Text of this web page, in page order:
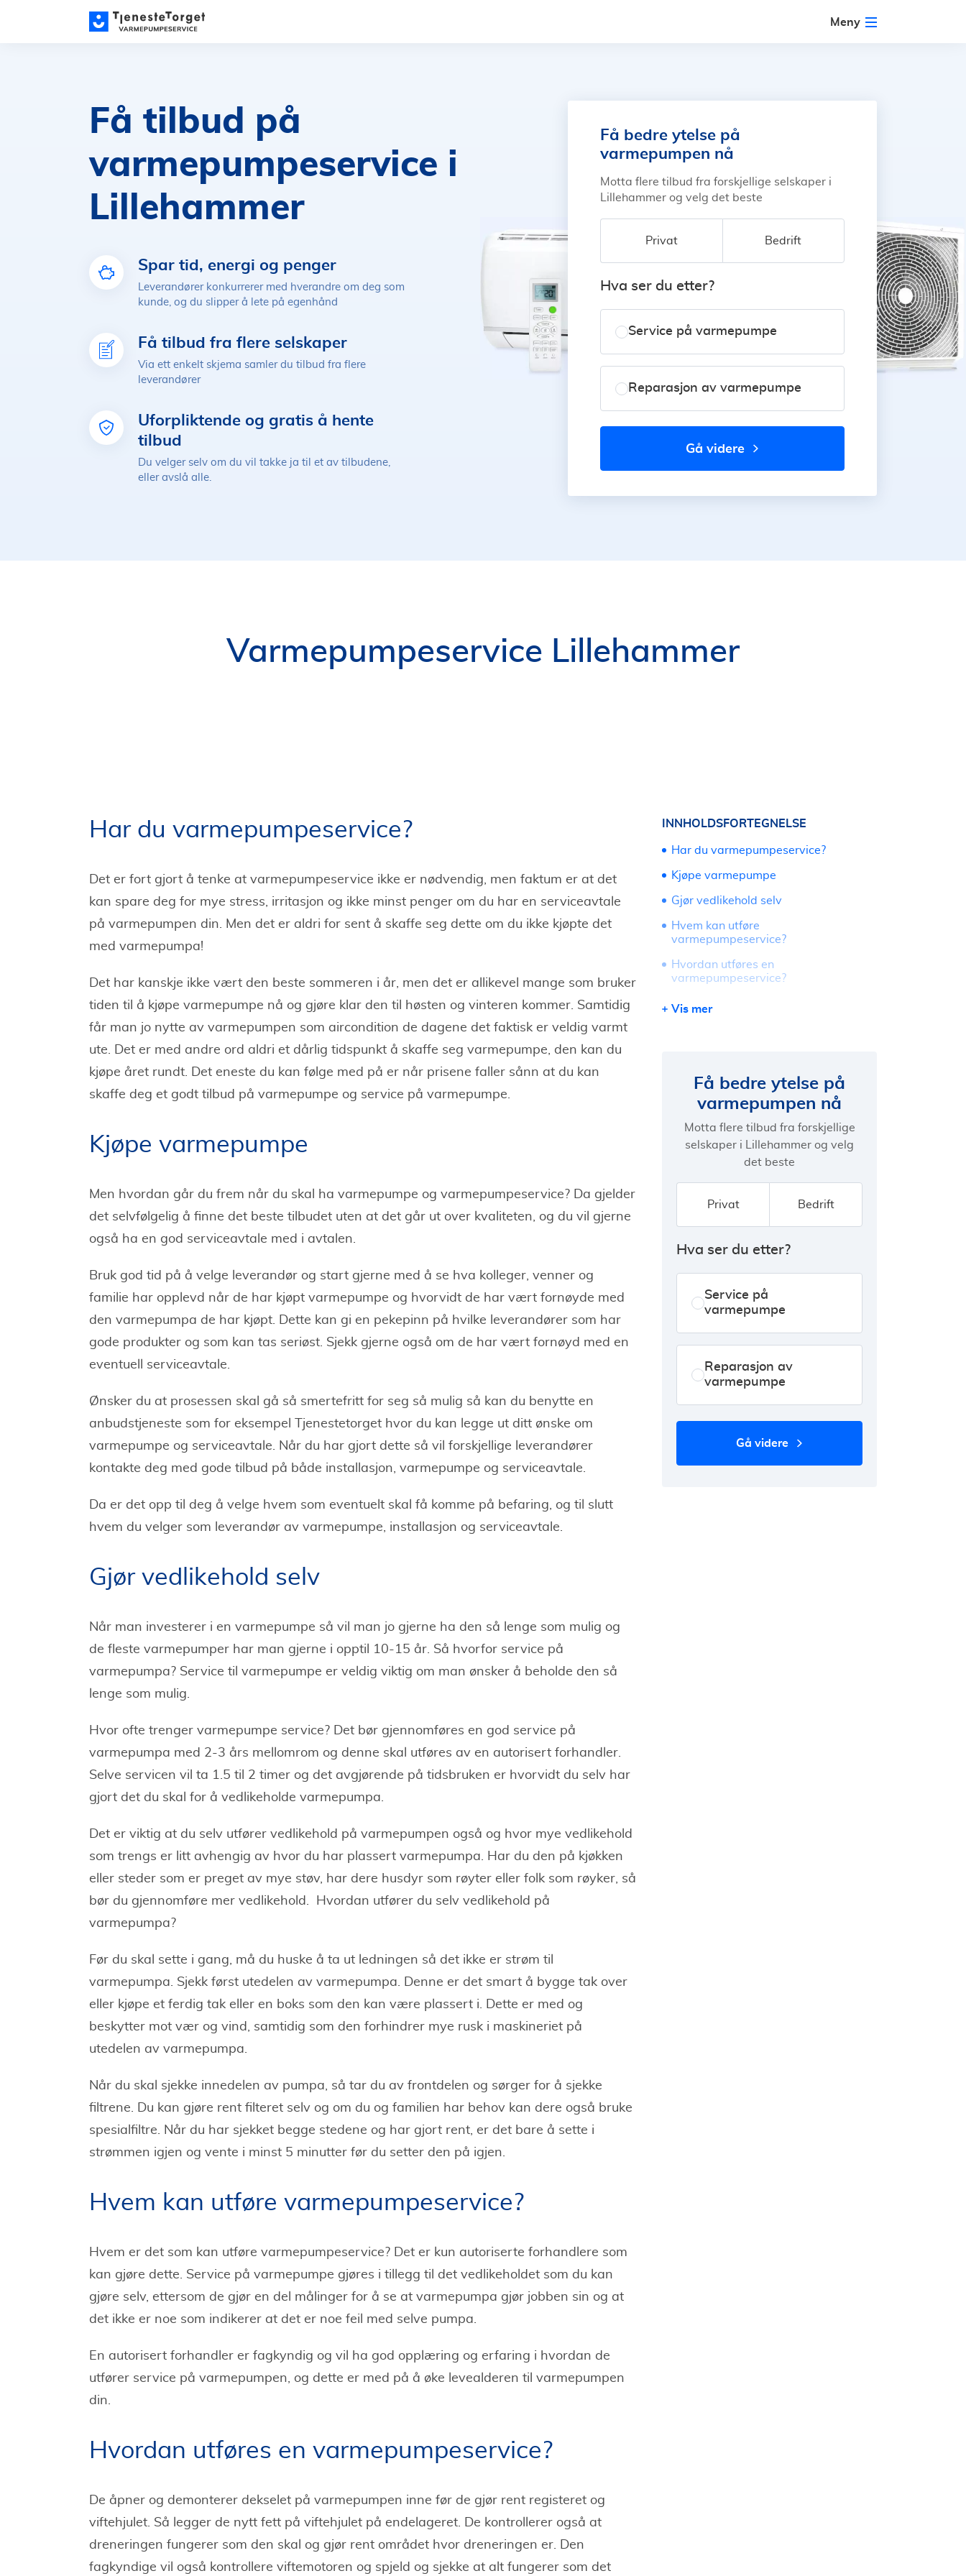
Meny
Få tilbud på
varmepumpeservice i
Lillehammer
Spar tid, energi og penger
Leverandører konkurrerer med hverandre om deg som
kunde, og du slipper å lete på egenhånd
Få tilbud fra flere selskaper
Via ett enkelt skjema samler du tilbud fra flere
leverandører
Uforpliktende og gratis å hente
tilbud
Du velger selv om du vil takke ja til et av tilbudene,
eller avslå alle.
Få bedre ytelse på
varmepumpen nå
Motta flere tilbud fra forskjellige selskaper i
Lillehammer og velg det beste
Privat Bedrift
Hva ser du etter?
Service på varmepumpe
Reparasjon av varmepumpe
gå videre
Varmepumpeservice Lillehammer
Har du varmepumpeservice?
Det er fort gjort å tenke at varmepumpeservice ikke er nødvendig, men faktum er at det
kan spare deg for mye stress, irritasjon og ikke minst penger om du har en serviceavtale
på varmepumpen din. Men det er aldri for sent å skaffe seg dette om du ikke kjøpte det
med varmepumpa!
Det har kanskje ikke vært den beste sommeren i år, men det er allikevel mange som bruker
tiden til å kjøpe varmepumpe nå og gjøre klar den til høsten og vinteren kommer. Samtidig
får man jo nytte av varmepumpen som aircondition de dagene det faktisk er veldig varmt
ute. Det er med andre ord aldri et dårlig tidspunkt å skaffe seg varmepumpe, den kan du
kjøpe året rundt. Det eneste du kan følge med på er når prisene faller sånn at du kan
skaffe deg et godt tilbud på varmepumpe og service på varmepumpe.
Kjøpe varmepumpe
Men hvordan går du frem når du skal ha varmepumpe og varmepumpeservice? Da gjelder
det selvfølgelig å finne det beste tilbudet uten at det går ut over kvaliteten, og du vil gjerne
også ha en god serviceavtale med i avtalen.
Bruk god tid på å velge leverandør og start gjerne med å se hva kolleger, venner og
familie har opplevd når de har kjøpt varmepumpe og hvorvidt de har vært fornøyde med
den varmepumpa de har kjøpt. Dette kan gi en pekepinn på hvilke leverandører som har
gode produkter og som kan tas seriøst. Sjekk gjerne også om de har vært fornøyd med en
eventuell serviceavtale.
Ønsker du at prosessen skal gå så smertefritt for seg så mulig så kan du benytte en
anbudstjeneste som for eksempel Tjenestetorget hvor du kan legge ut ditt ønske om
varmepumpe og serviceavtale. Når du har gjort dette så vil forskjellige leverandører
kontakte deg med gode tilbud på både installasjon, varmepumpe og serviceavtale.
Da er det opp til deg å velge hvem som eventuelt skal få komme på befaring, og til slutt
hvem du velger som leverandør av varmepumpe, installasjon og serviceavtale.
Gjør vedlikehold selv
Når man investerer i en varmepumpe så vil man jo gjerne ha den så lenge som mulig og
de fleste varmepumper har man gjerne i opptil 10-15 år. Så hvorfor service på
varmepumpa? Service til varmepumpe er veldig viktig om man ønsker å beholde den så
lenge som mulig.
Hvor ofte trenger varmepumpe service? Det bør gjennomføres en god service på
varmepumpa med 2-3 års mellomrom og denne skal utføres av en autorisert forhandler.
Selve servicen vil ta 1.5 til 2 timer og det avgjørende på tidsbruken er hvorvidt du selv har
gjort det du skal for å vedlikeholde varmepumpa.
Det er viktig at du selv utfører vedlikehold på varmepumpen også og hvor mye vedlikehold
som trengs er litt avhengig av hvor du har plassert varmepumpa. Har du den på kjøkken
eller steder som er preget av mye støv, har dere husdyr som røyter eller folk som røyker, så
bør du gjennomføre mer vedlikehold. Hvordan utfører du selv vedlikehold på
varmepumpa?
Før du skal sette i gang, må du huske å ta ut ledningen så det ikke er strøm til
varmepumpa. Sjekk først utedelen av varmepumpa. Denne er det smart å bygge tak over
eller kjøpe et ferdig tak eller en boks som den kan være plassert i. Dette er med og
beskytter mot vær og vind, samtidig som den forhindrer mye rusk i maskineriet på
utedelen av varmepumpa.
Når du skal sjekke innedelen av pumpa, så tar du av frontdelen og sørger for å sjekke
filtrene. Du kan gjøre rent filteret selv og om du og familien har behov kan dere også bruke
spesialfiltre. Når du har sjekket begge stedene og har gjort rent, er det bare å sette i
strømmen igjen og vente i minst 5 minutter før du setter den på igjen.
Hvem kan utføre varmepumpeservice?
Hvem er det som kan utføre varmepumpeservice? Det er kun autoriserte forhandlere som
kan gjøre dette. Service på varmepumpe gjøres i tillegg til det vedlikeholdet som du kan
gjøre selv, ettersom de gjør en del målinger for å se at varmepumpa gjør jobben sin og at
det ikke er noe som indikerer at det er noe feil med selve pumpa.
En autorisert forhandler er fagkyndig og vil ha god opplæring og erfaring i hvordan de
utfører service på varmepumpen, og dette er med på å øke levealderen til varmepumpen
din.
Hvordan utføres en varmepumpeservice?
De åpner og demonterer dekselet på varmepumpen inne før de gjør rent registeret og
viftehjulet. Så legger de nytt fett på viftehjulet på endelageret. De kontrollerer også at
dreneringen fungerer som den skal og gjør rent området hvor dreneringen er. Den
fagkyndige vil også kontrollere viftemotoren og spjeld og sjekke at alt fungerer som det
INNHOLDSFORTEGNELSE
Har du varmepumpeservice?
Kjøpe varmepumpe
Gjør vedlikehold selv
Hvem kan utføre
varmepumpeservice?
Hvordan utføres en
varmepumpeservice?
Forventet levetid på varmepumpe
Vis mer
Få bedre ytelse på
varmepumpen nå
Motta flere tilbud fra forskjellige
selskaper i Lillehammer og velg
det beste
Privat Bedrift
Hva ser du etter?
Service på
varmepumpe
Reparasjon av
varmepumpe
gå videre